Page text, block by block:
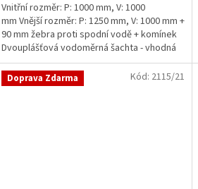
Vnitřní rozměr: P: 1000 mm, V: 1000
mm Vnější rozměr: P: 1250 mm, V: 1000 mm +
90 mm žebra proti spodní vodě + komínek
Dvouplášťová vodoměrná šachta - vhodná
do míst...
Doprava Zdarma Kód: 2115/21